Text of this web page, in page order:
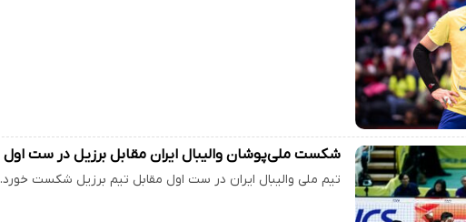
شکست ملی‌پوشان والیبال ایران مقابل برزیل در ست اول
تیم ملی والیبال ایران در ست اول مقابل تیم برزیل شکست خورد.